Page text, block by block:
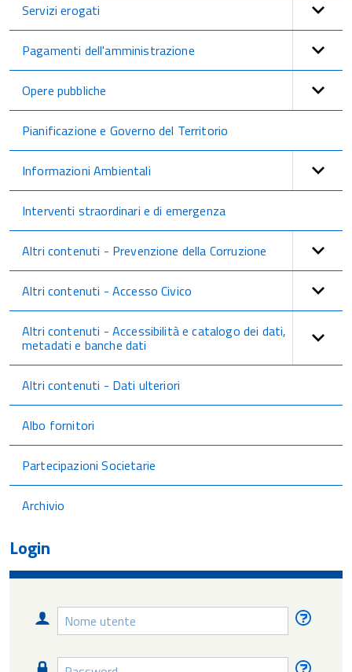
Servizi erogati
Pagamenti dell'amministrazione
Opere pubbliche
Pianificazione e Governo del Territorio
Informazioni Ambientali
Interventi straordinari e di emergenza
Altri contenuti - Prevenzione della Corruzione
Altri contenuti - Accesso Civico
Altri contenuti - Accessibilità e catalogo dei dati,
metadati e banche dati
Altri contenuti - Dati ulteriori
Albo fornitori
Partecipazioni Societarie
Archivio
Login
Nome
utente
Password